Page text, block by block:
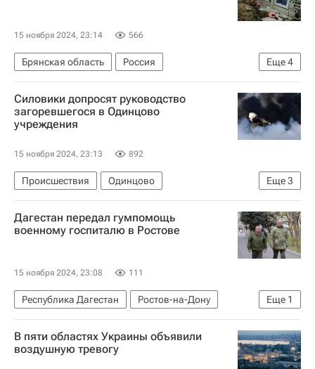
15 ноября 2024, 23:14 566
Еще4
Брянская область
Россия
Вооруженные силы Украины
Специальная военная операция на Украине
Министерство обороны РФ (Минобороны РФ)
Безопасность
Силовики допросят руководство
загоревшегося в Одинцово
учреждения
15 ноября 2024, 23:13 892
Еще3
Происшествия
Одинцово
Московская область (Подмосковье)
Россия
МЧС России (Министерство РФ по делам гражданской обороны, чрезвычайным ситуациям и ликвидации последствий стихийных бедствий)
Дагестан передал гумпомощь
военному госпиталю в Ростове
15 ноября 2024, 23:08 111
Еще 1
Республика Дагестан
Ростов-на-Дону
Россия
В пяти областях Украины объявили
воздушную тревогу